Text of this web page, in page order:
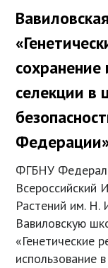
сохранение
селекции в
ФГБНУ
Всероссийский
Растений им. Н.
Вавиловскую
«Генетические
использование